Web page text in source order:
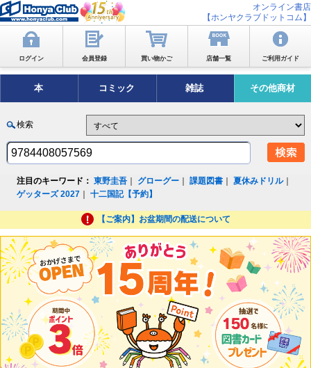
オンライン書店
【ホンヤクラブドットコム】
ログイン 会員登録 買い物かご 店舗一覧 ご利用ガイド
本 コミック 雑誌 その他商材
検索
注目のキーワード： 東野圭吾 グローグー ｜課題図書 ｜夏休みドリル｜
ゲッターズ 2027 ｜十二国記【予約】
【ご案内】お盆期間の配送について